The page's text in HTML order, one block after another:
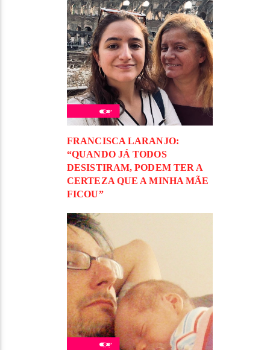
FRANCISCA LARANJO:
“QUANDO JÁ TODOS
DESISTIRAM, PODEM TER A
CERTEZA QUE A MINHA MÃE
FICOU”